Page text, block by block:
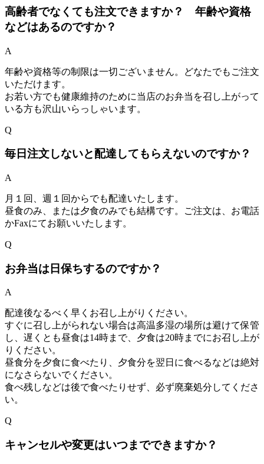
高齢者でなくても注文できますか？ 年齢や資格
などはあるのですか？
A
年齢や資格等の制限は一切ございません。どなたでもご注文
いただけます。
お若い方でも健康維持のために当店のお弁当を召し上がって
いる方も沢山いらっしゃいます。
Q
毎日注文しないと配達してもらえないのですか？
A
月１回、週１回からでも配達いたします。
昼食のみ、または夕食のみでも結構です。ご注文は、お電話
かFaxにてお願いいたします。
Q
お弁当は日保ちするのですか？
A
配達後なるべく早くお召し上がりください。
すぐに召し上がられない場合は高温多湿の場所は避けて保管
し、遅くとも昼食は14時まで、夕食は20時までにお召し上が
りください。
昼食分を夕食に食べたり、夕食分を翌日に食べるなどは絶対
になさらないでください。
食べ残しなどは後で食べたりせず、必ず廃棄処分してくださ
い。
Q
キャンセルや変更はいつまでできますか？